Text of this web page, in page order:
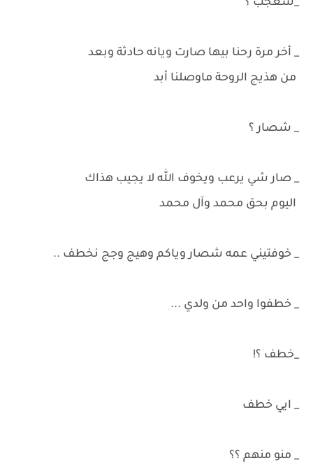
_شعجب ؟
_ أخر مرة رحنا بيها صارت ويانه حادثة وبعد
من هذيج الروحة ماوصلنا أبد
_ شصار ؟
_ صار شي يرعب ويخوف الله لا يجيب هذاك
اليوم بحق محمد وآل محمد
_ خوفتيني عمه شصار وياكم وهيج وجج نخطف ..
_ خطفوا واحد من ولدي ...
_خطف ؟!
_ ايي خطف
_ منو منهم ؟؟